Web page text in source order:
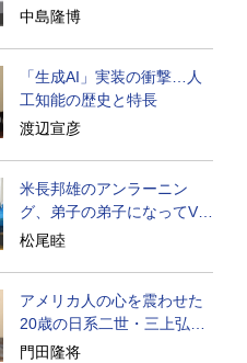
は？
中島隆博
「生成AI」実装の衝撃…人
工知能の歴史と特長
渡辺宣彦
米長邦雄のアンラーニン
グ、弟子の弟子になってV字
成長
松尾睦
アメリカ人の心を震わせた
20歳の日系二世・三上弘文
の翻訳
門田隆将